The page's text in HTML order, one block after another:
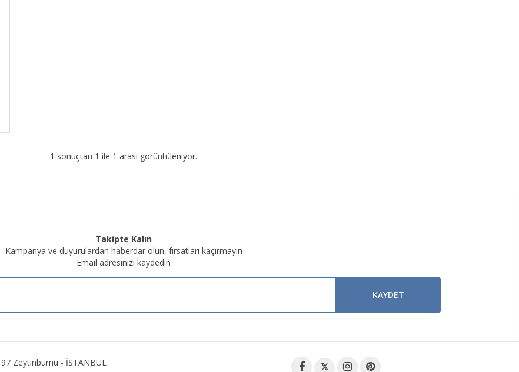
1 sonuçtan 1 ile 1 arası görüntüleniyor.
Takipte Kalın
Kampanya ve duyurulardan haberdar olun, fırsatları kaçırmayın
Email adresinizi kaydedin
KAYDET
Zeytinburnu - İSTANBUL 𝕏